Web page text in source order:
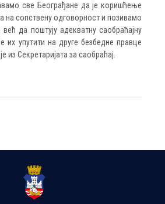
све Београђане да је коришћење
на сопствену одговорност и позивамо
да поштују адекватну саобраћајну
их упутити на друге безбедне правце
из Секретаријата за саобраћај.